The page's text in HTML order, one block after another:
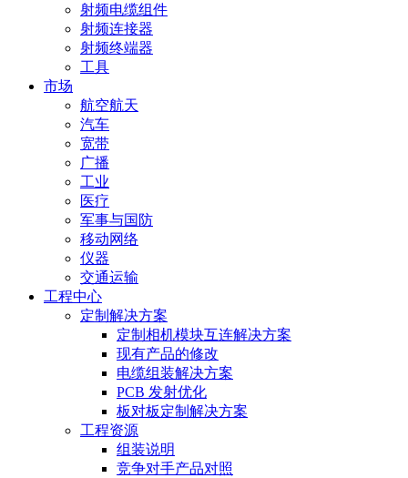
射频电缆组件
射频连接器
射频终端器
工具
市场
航空航天
汽车
宽带
广播
工业
医疗
军事与国防
移动网络
仪器
交通运输
工程中心
定制解决方案
定制相机模块互连解决方案
现有产品的修改
电缆组装解决方案
PCB 发射优化
板对板定制解决方案
工程资源
组装说明
竞争对手产品对照